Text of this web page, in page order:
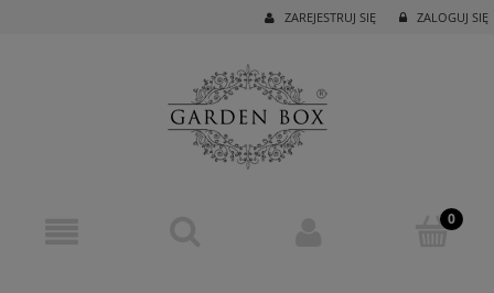
ZAREJESTRUJ SIĘ ZALOGUJ SIĘ